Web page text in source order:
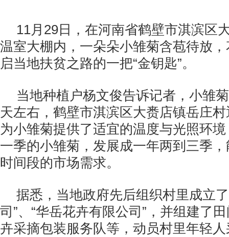
11月29日，在河南省鹤壁市淇滨区
温室大棚内，一朵朵小雏菊含苞待放
启当地扶贫之路的一把“金钥匙”。
当地种植户杨文俊告诉记者，小雏
天左右，鹤壁市淇滨区大赉店镇岳庄
为小雏菊提供了适宜的温度与光照环
一季的小雏菊，发展成一年两到三季
时间段的市场需求。
据悉，当地政府先后组织村里成立
司”、“华岳花卉有限公司”，并组建了
卉采摘包装服务队等，动员村里年轻